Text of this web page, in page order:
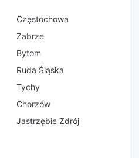
Częstochowa
Zabrze
Bytom
Ruda Śląska
Tychy
Chorzów
Jastrzębie Zdrój